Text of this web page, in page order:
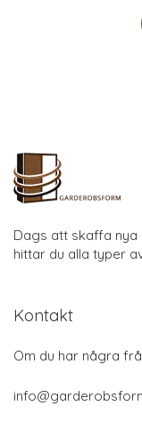
Dags att skaffa
hittar du alla typer
Kontakt
Om du har några